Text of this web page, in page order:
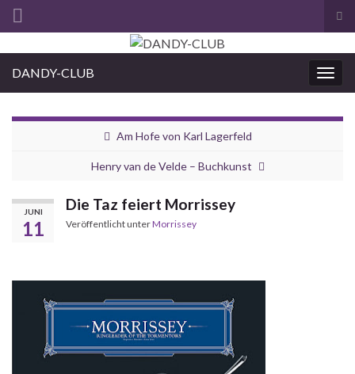
Search for:
DANDY-CLUB
Am Hofe von Karl Lagerfeld
Henry van de Velde – Buchkunst
JUNI
11
Die Taz feiert Morrissey
Veröffentlicht unterMorrissey